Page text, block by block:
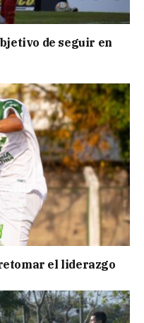
de seguir en
el liderazgo